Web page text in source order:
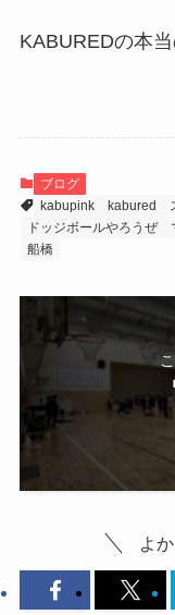
KABUREDの本
ブログ
kabupink
kabured
ドッジボールやろうぜ
船橋
よ